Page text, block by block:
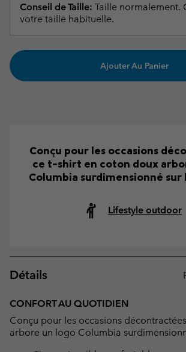
Conseil de Taille: Taille normalement.
votre taille habituelle.
Ajouter Au Panier
Conçu pour les occasions
ce t-shirt en coton doux
Columbia surdimensionné
Lifestyle outdoor
Détails
CONFORT AU QUOTIDIEN
Conçu pour les occasions
arbore un logo Columbia